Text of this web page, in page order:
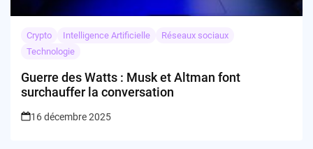
Crypto Intelligence Artificielle
Réseaux sociaux
Technologie
Guerre des Watts : Musk et Altman font
surchauffer la conversation
16 décembre 2025